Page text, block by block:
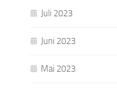
Juli 2023
Juni 2023
Mai 2023